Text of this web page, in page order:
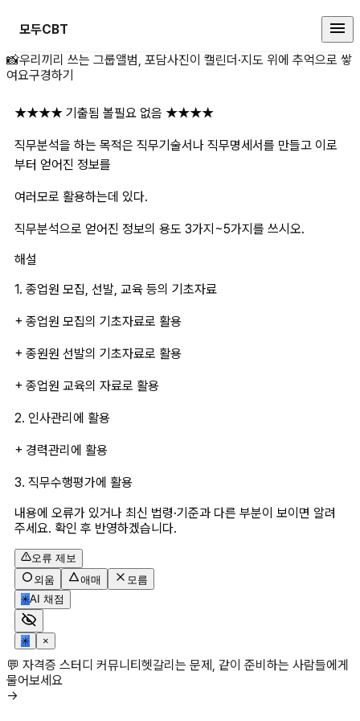
모두CBT
★★★★ 기출됨 볼필요 없음 ★★★★
📸우리끼리 쓰는 그룹앨범, 포담사진이 캘린더·지도 위에 추억으로 쌓
여요구경하기
★★★★ 기출됨 볼필요 없음 ★★★★
직무분석을 하는 목적은 직무기술서나 직무명세서를 만들고 이로
부터 얻어진 정보를
여러모로 활용하는데 있다.
직무분석으로 얻어진 정보의 용도 3가지~5가지를 쓰시오.
해설
1. 종업원 모집, 선발, 교육 등의 기초자료
+ 종업원 모집의 기초자료로 활용
+ 종원원 선발의 기초자료로 활용
+ 종업원 교육의 자료로 활용
2. 인사관리에 활용
+ 경력관리에 활용
3. 직무수행평가에 활용
내용에 오류가 있거나 최신 법령·기준과 다른 부분이 보이면 알려
주세요. 확인 후 반영하겠습니다.
오류 제보
외움
애매
모름
✳AI 채점
✳ ×
💬 자격증 스터디 커뮤니티헷갈리는 문제, 같이 준비하는 사람들에게
물어보세요
→